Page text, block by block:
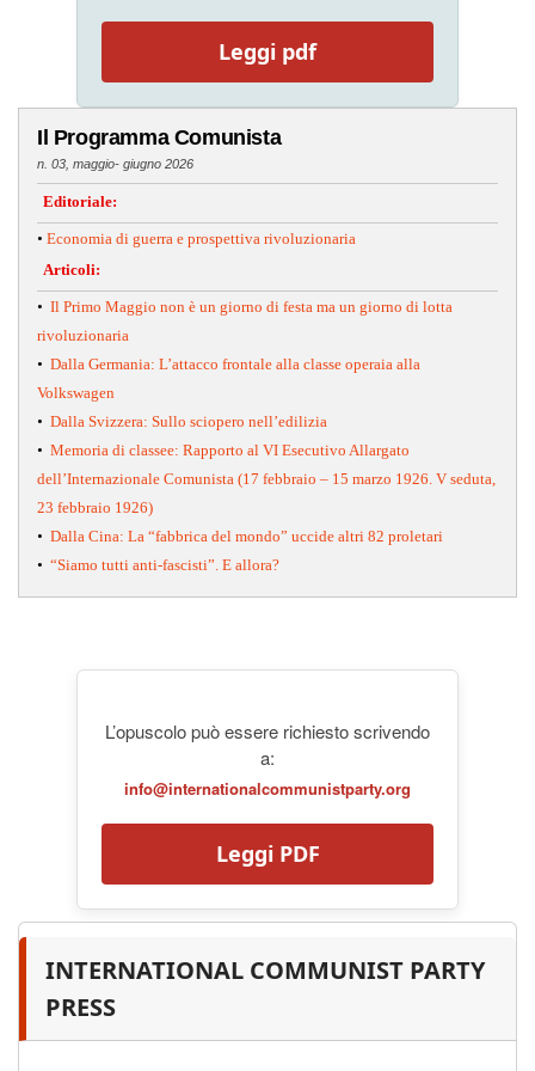
Leggi pdf
Il Programma Comunista
n. 03, maggio- giugno 2026
Editoriale:
• Economia di guerra e prospettiva rivoluzionaria
Articoli:
• Il Primo Maggio non è un giorno di festa ma un giorno di lotta
rivoluzionaria
• Dalla Germania: L’attacco frontale alla classe operaia alla
Volkswagen
• Dalla Svizzera: Sullo sciopero nell’edilizia
• Memoria di classee: Rapporto al VI Esecutivo Allargato
dell’Internazionale Comunista (17 febbraio – 15 marzo 1926. V seduta,
23 febbraio 1926)
• Dalla Cina: La “fabbrica del mondo” uccide altri 82 proletari
• “Siamo tutti anti-fascisti”. E allora?
L’opuscolo può essere richiesto scrivendo
a:
info@internationalcommunistparty.org
Leggi PDF
INTERNATIONAL COMMUNIST PARTY
PRESS